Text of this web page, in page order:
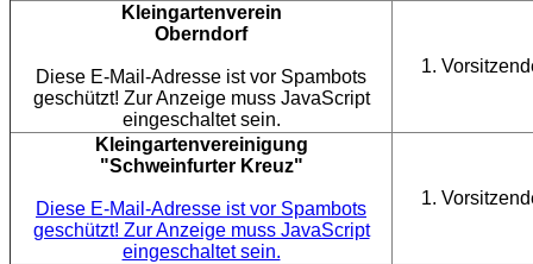
Kleingartenverein
Oberndorf
Diese E-Mail-Adresse ist vor Spambots
geschützt! Zur Anzeige muss JavaScript
eingeschaltet sein.
1.
Kleingartenvereinigung
"Schweinfurter Kreuz"
Diese E-Mail-Adresse ist vor Spambots
geschützt! Zur Anzeige muss JavaScript
eingeschaltet sein.
1.